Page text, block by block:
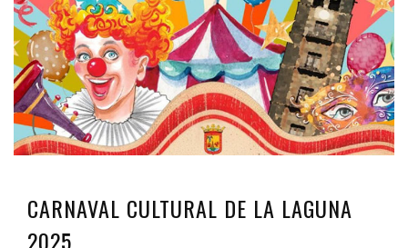
CARNAVAL CULTURAL DE LA LAGUNA
2025